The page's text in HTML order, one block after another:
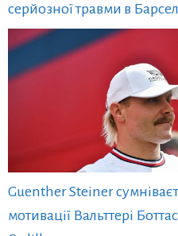
серйозної травми в
Guenther Steiner
мотивації Вальттері